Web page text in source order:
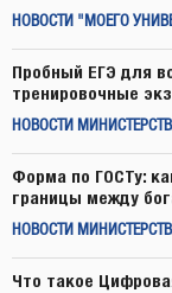
НОВОСТИ "МОЕГО
Пробный ЕГЭ для
тренировочные
НОВОСТИ
Форма по ГОСТу:
границы между
НОВОСТИ
Что такое